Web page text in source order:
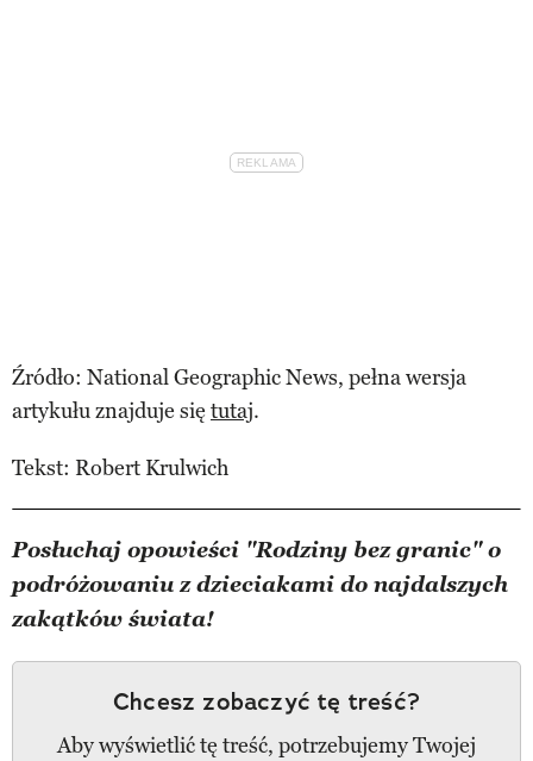
Źródło: National Geographic News, pełna wersja
artykułu znajduje się tutaj.
Tekst: Robert Krulwich
Posłuchaj opowieści "Rodziny bez granic" o
podróżowaniu z dzieciakami do najdalszych
zakątków świata!
Chcesz zobaczyć tę treść?
Aby wyświetlić tę treść, potrzebujemy Twojej